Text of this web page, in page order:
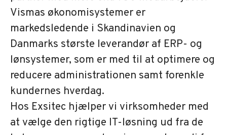
Vismas økonomisystemer er
markedsledende i Skandinavien og
Danmarks største leverandør af ERP- og
lønsystemer, som er med til at optimere og
reducere administrationen samt forenkle
kundernes hverdag.
Hos Exsitec hjælper vi virksomheder med
at vælge den rigtige IT-løsning ud fra de